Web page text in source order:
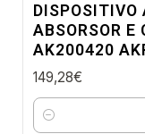
DISPOSITIVO
ABSORSOR
AK200420
149,28€
Quantidade